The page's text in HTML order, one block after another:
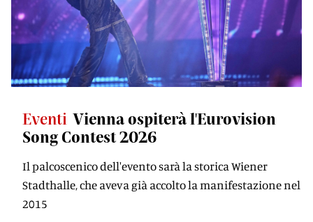
Eventi Vienna ospiterà l'Eurovision
Song Contest 2026
Il palcoscenico dell'evento sarà la storica Wiener
Stadthalle, che aveva già accolto la manifestazione nel
2015